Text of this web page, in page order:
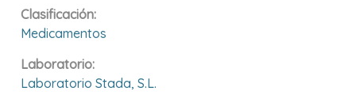
Clasificación:
Medicamentos
Laboratorio:
Laboratorio Stada, S.l.